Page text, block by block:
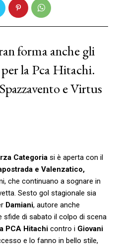
forma anche gli
la Pca Hitachi.
e Virtus
Categoria si è aperta con il
e Valenzatico,
che continuano a sognare in
Sesto gol stagionale sia
Damiani, autore anche
sfide di sabato il colpo di scena
PCA Hitachi contro i Giovani
e lo fanno in bello stile,